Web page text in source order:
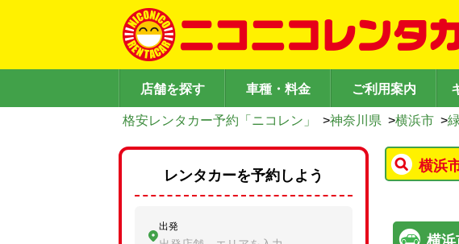
店舗を探す 車種・料金 ご利用案内
格安レンタカー予約「ニコレン」 >神奈川県 >横浜市 >
横浜
横浜
レンタカーを予約しよう
出発